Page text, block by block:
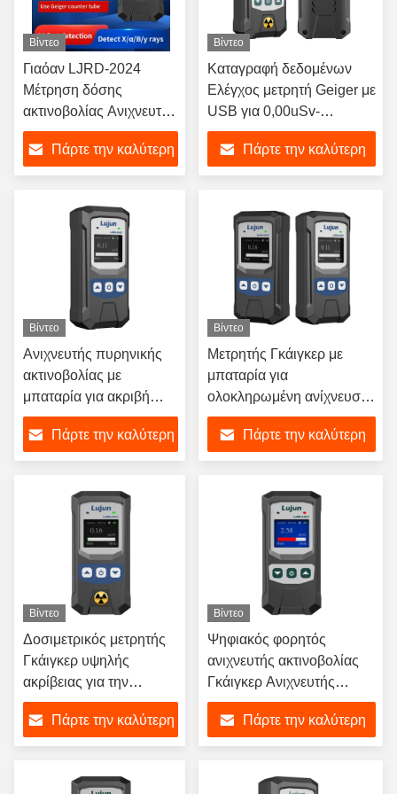
Βίντεο
Γιαόαν LJRD-2024
Μέτρηση δόσης
ακτινοβολίας Ανιχνευτής
πυρηνικής ακτινοβολίας
Ηλεκτρομαγνητική
ακτινοβολία Γάμα και
Πάρτε την καλύτερη
Βίντεο
Καταγραφή δεδομένων
Ελέγχος μετρητή Geiger με
USB για 0,00uSv-
500,0mSv
Πάρτε την καλύτερη
Βίντεο
Ανιχνευτής πυρηνικής
ακτινοβολίας με
μπαταρία για ακριβή
μέτρηση ακτίνων γάμμα
και βήταΠάρτε την καλύτερη
Βίντεο
Μετρητής Γκάιγκερ με
μπαταρία για
ολοκληρωμένη ανίχνευση
ακτινοβολίας
Πάρτε την καλύτερη
Βίντεο
Δοσιμετρικός μετρητής
Γκάιγκερ υψηλής
ακρίβειας για την
ανίχνευση πυρηνικής
ακτινοβολίας και
ακτίνων Χ
Πάρτε την καλύτερη
Βίντεο
Ψηφιακός φορητός
ανιχνευτής ακτινοβολίας
Γκάιγκερ Ανιχνευτής
ακτίνων Γάμα για
εσωτερικούς και
εξωτερικούς χώρους
Πάρτε την καλύτερη